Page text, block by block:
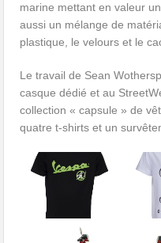
marine mettant en valeur
aussi un mélange de
plastique, le velours et le
Le travail de Sean
casque dédié et au
collection « capsule » de
quatre t-shirts et un